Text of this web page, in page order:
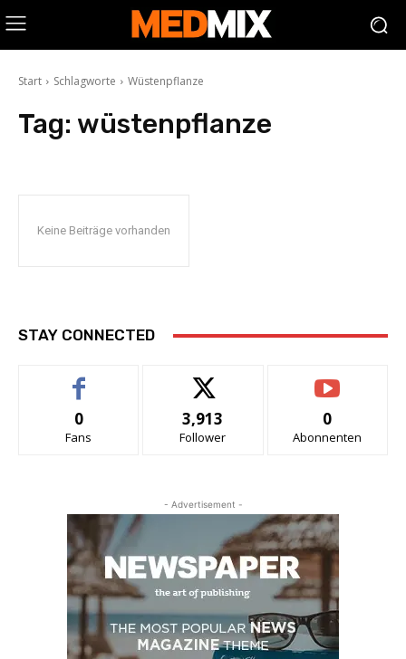
Start Schlagworte Wüstenpflanze
Tag: wüstenpflanze
Keine Beiträge vorhanden
STAY CONNECTED
0
Fans
3,913
Follower
0
Abonnenten
- Advertisement -